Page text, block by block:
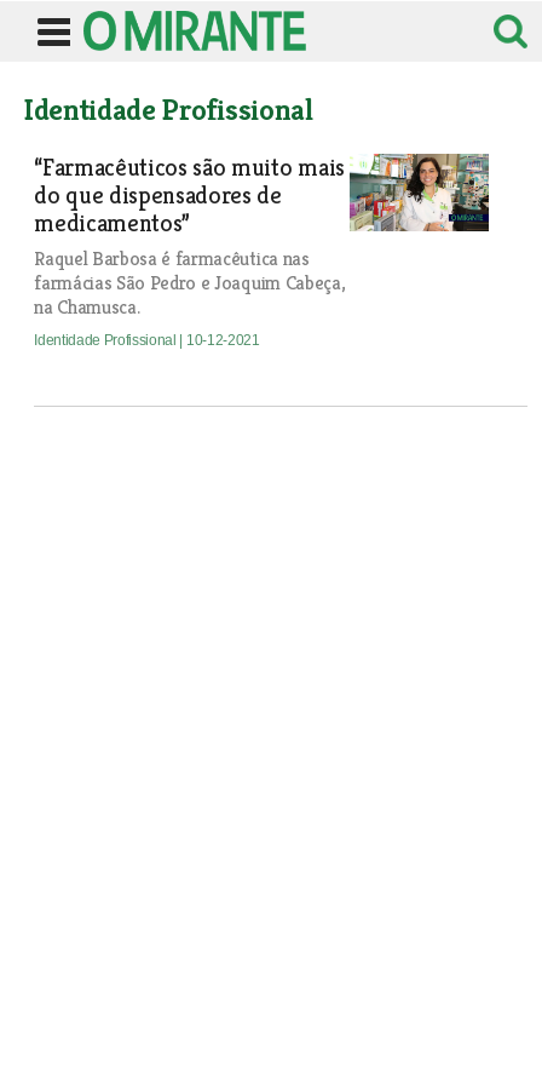
Identidade Profissional
“Farmacêuticos são muito mais
do que dispensadores de
medicamentos”
Raquel Barbosa é farmacêutica nas
farmácias São Pedro e Joaquim Cabeça,
na Chamusca.
Identidade Profissional | 10-12-2021